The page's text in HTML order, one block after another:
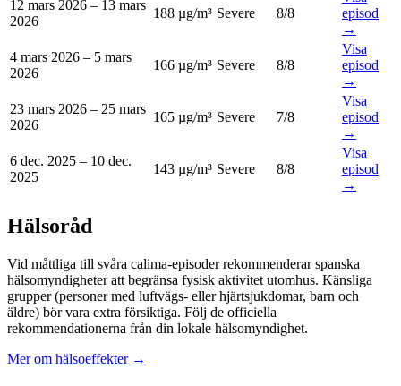
12 mars 2026 – 13 mars
2026
188 µg/m³ Severe 8/8
episod
→
4 mars 2026 – 5 mars
2026
166 µg/m³ Severe 8/8
Visa
episod
→
23 mars 2026 – 25 mars
2026
165 µg/m³ Severe 7/8
Visa
episod
→
6 dec. 2025 – 10 dec.
2025
143 µg/m³ Severe 8/8
Visa
episod
→
Hälsoråd
Vid måttliga till svåra calima-episoder rekommenderar spanska
hälsomyndigheter att begränsa fysisk aktivitet utomhus. Känsliga
grupper (personer med luftvägs- eller hjärtsjukdomar, barn och
äldre) bör vara extra försiktiga. Följ de officiella
rekommendationerna från din lokale hälsomyndighet.
Mer om hälsoeffekter→